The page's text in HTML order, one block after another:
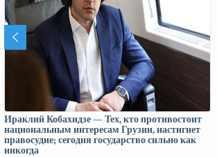
Ираклий Кобахидзе — Тех, кто противостоит
национальным интересам Грузии, настигнет
правосудие; сегодня государство сильно как
никогда